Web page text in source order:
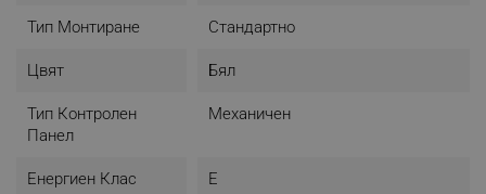
Тип Монтиране Стандартно
Цвят Бял
Тип Контролен
Панел
Механичен
Енергиен Клас E